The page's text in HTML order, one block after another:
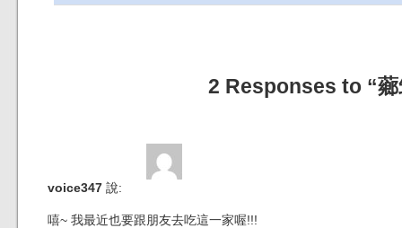
2 Responses to “薌
voice347 說:
嘻~ 我最近也要跟朋友去吃這一家喔!!!